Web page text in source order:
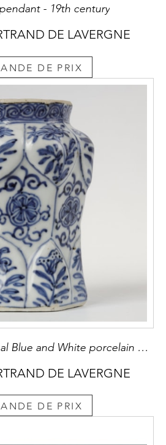
- 19th century
DE LAVERGNE
DE PRIX
Small vase hexagonal Blue and White porcelain decorated with flowers - Kangxi period 1662/1722
DE LAVERGNE
DE PRIX